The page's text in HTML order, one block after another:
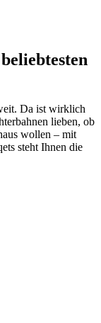
Da ist wirklich
lieben, ob
wollen – mit
steht Ihnen die